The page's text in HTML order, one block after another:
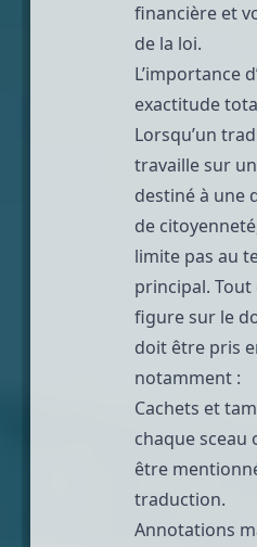
financière et
de la loi.
L’importance
exactitude
Lorsqu’un
travaille sur
destiné à une
de
limite pas au
principal. Tout
figure sur le
doit être pris
notamment :
Cachets et
chaque sceau
être
traduction.
Annotations